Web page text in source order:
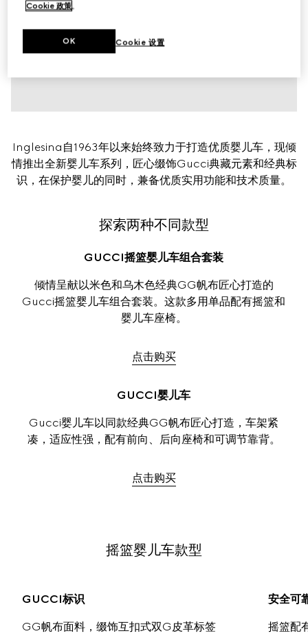
Inglesina自1963年以来始终致力于打造优质婴儿车，现倾
情推出全新婴儿车系列，匠心缀饰Gucci典藏元素和经典标
识，在保护婴儿的同时，兼备优质实用功能和技术质量。
探索两种不同款型
GUCCI摇篮婴儿车组合套装
倾情呈献以米色和乌木色经典GG帆布匠心打造的
Gucci摇篮婴儿车组合套装。这款多用单品配有摇篮和
婴儿车座椅。
点击购买
GUCCI婴儿车
Gucci婴儿车以同款经典GG帆布匠心打造，车架紧
凑，适应性强，配有前向、后向座椅和可调节靠背。
点击购买
摇篮婴儿车款型
GUCCI标识
GG帆布面料，缀饰互扣式双G皮革标签
安全可
摇篮配
Cookie 政策。
Cookie 设置
OK